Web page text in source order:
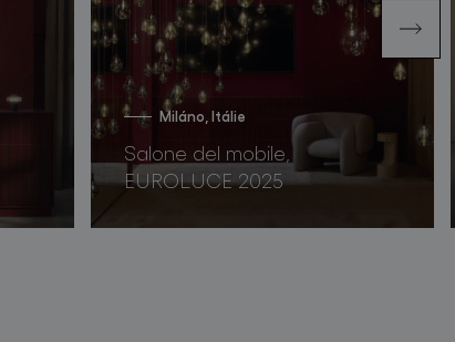
Miláno, Itálie
Salone del mobile,
EUROLUCE 2025